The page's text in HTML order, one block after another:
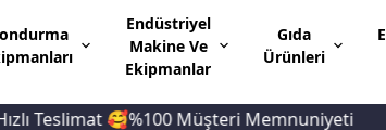
Endüstriyel
Makine Ve
Ekipmanlar
Gıda
Ürünleri
Teslimat 🥰%100 Müşteri Memnuniyeti